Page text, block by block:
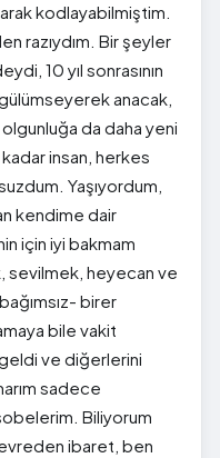
kodlayabilmiştim.
razıydım. Bir şeyler
10 yıl sonrasının
anacak,
olgunluğa da daha yeni
insan, herkes
Yaşıyordum,
kendime dair
için iyi bakmam
sevilmek, heyecan ve
birer
bile vakit
ve diğerlerini
sadece
Biliyorum
ibaret, ben